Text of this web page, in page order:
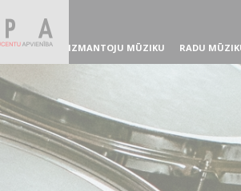
IZMANTOJU MŪZIKU RADU